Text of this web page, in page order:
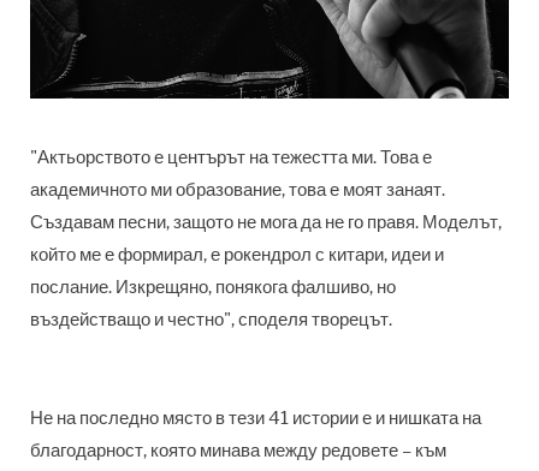
"Актьорството е центърът на тежестта ми. Това е
академичното ми образование, това е моят занаят.
Създавам песни, защото не мога да не го правя. Моделът,
който ме е формирал, е рокендрол с китари, идеи и
послание. Изкрещяно, понякога фалшиво, но
въздействащо и честно", споделя творецът.
Не на последно място в тези 41 истории е и нишката на
благодарност, която минава между редовете – към